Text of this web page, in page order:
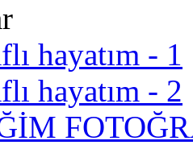
hayatım - 1
hayatım - 2